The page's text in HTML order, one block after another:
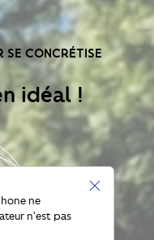
SE CONCRÉTISE
idéal !
ne
n'est pas